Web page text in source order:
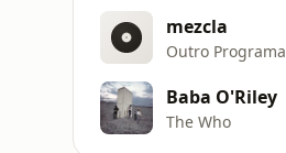
mezcla
Outro Programa
Baba O'Riley
The Who